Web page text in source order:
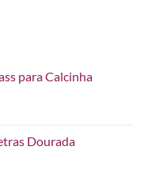
para Calcinha
Dourada